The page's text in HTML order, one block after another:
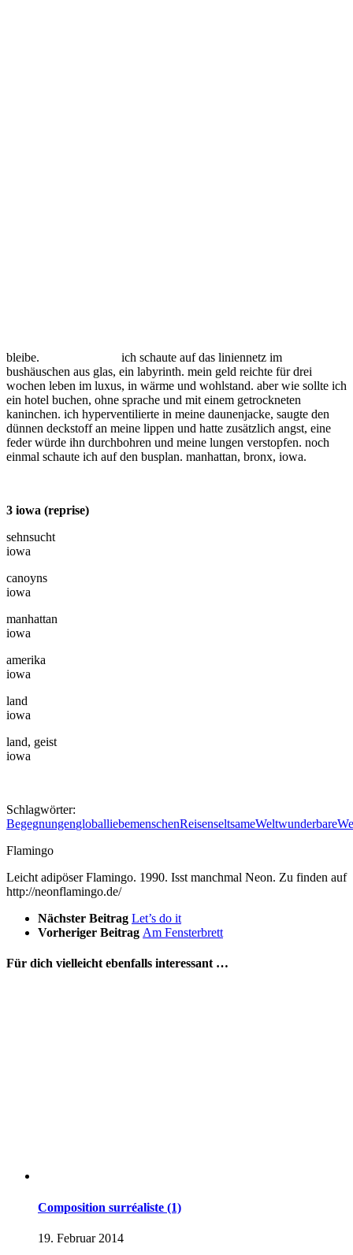
bleibe.
ich schaute auf das liniennetz im
bushäuschen aus glas, ein labyrinth. mein geld reichte für drei
wochen leben im luxus, in wärme und wohlstand. aber wie sollte ich
ein hotel buchen, ohne sprache und mit einem getrockneten
kaninchen. ich hyperventilierte in meine daunenjacke, saugte den
dünnen deckstoff an meine lippen und hatte zusätzlich angst, eine
feder würde ihn durchbohren und meine lungen verstopfen. noch
einmal schaute ich auf den busplan. manhattan, bronx, iowa.
3 iowa (reprise)
sehnsucht
iowa
canoyns
iowa
manhattan
iowa
amerika
iowa
land
iowa
land, geist
iowa
Schlagwörter:
BegegnungengloballiebemenschenReisenseltsameWelt
Flamingo
Leicht adipöser Flamingo. 1990. Isst manchmal Neon. Zu finden auf
http://neonflamingo.de/
Nächster Beitrag Let’s do it
Vorheriger Beitrag Am Fensterbrett
Für dich vielleicht ebenfalls interessant …
Composition surréaliste (1)
19. Februar 2014